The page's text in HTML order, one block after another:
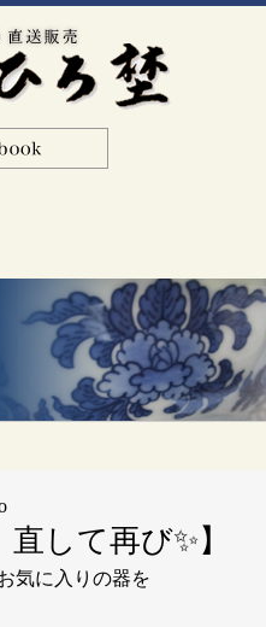
して再び✨】
気に入りの器を